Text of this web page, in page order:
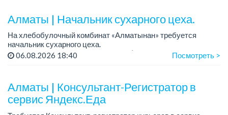
Алматы | Начальник сухарного цеха.
На хлебобулочный комбинат «Алматынан» требуется
начальник сухарного цеха.
Зарплата: от 300 000 тенге на руки (обсуждается на
Требования: оп...
06.08.2026 18:40 Посмотреть >
Алматы | Консультант-Регистратор в
сервис Яндекс.Еда